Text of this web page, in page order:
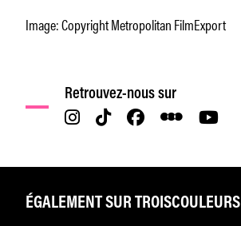
Image: Copyright Metropolitan FilmExport
Retrouvez-nous sur
ÉGALEMENT SUR TROISCOULEURS